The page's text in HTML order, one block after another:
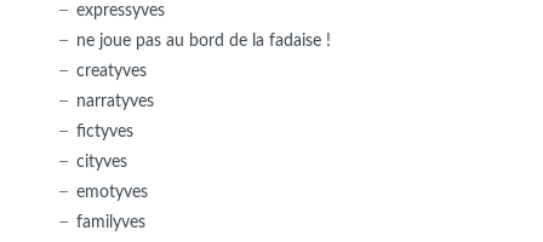
expressyves
ne joue pas au bord de la fadaise !
creatyves
narratyves
fictyves
cityves
emotyves
familyves